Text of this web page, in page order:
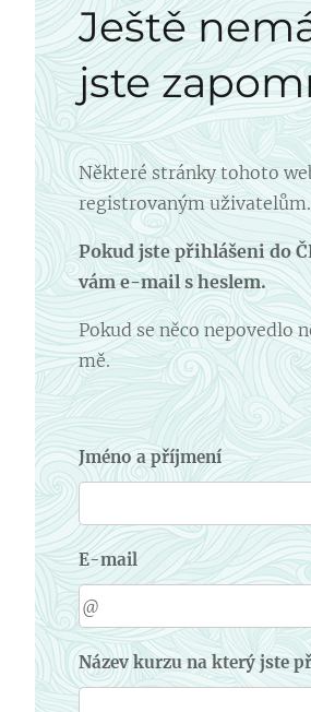
Ještě
jste
Některé stránky tohoto
registrovaným uživatelům.
Pokud jste přihlášeni do
vám e-mail s heslem.
Pokud se něco nepovedlo
mě.
Jméno a příjmení
E-mail
Název kurzu na který jste